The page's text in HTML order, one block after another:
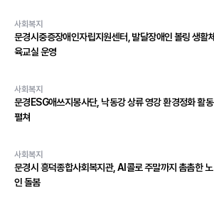
사회복지
문경시중증장애인자립지원센터, 발달장애인 볼링 생활체
육교실 운영
사회복지
문경ESG애쓰지봉사단, 낙동강 상류 영강 환경정화 활동
펼쳐
사회복지
문경시 흥덕종합사회복지관, AI콜로 주말까지 촘촘한 노
인 돌봄